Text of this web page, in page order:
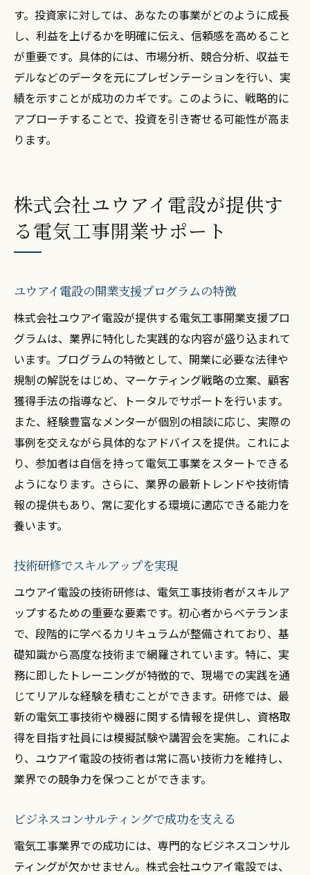
す。投資家に対しては、あなたの事業がどのように成長
し、利益を上げるかを明確に伝え、信頼感を高めること
が重要です。具体的には、市場分析、競合分析、収益モ
デルなどのデータを元にプレゼンテーションを行い、実
績を示すことが成功のカギです。このように、戦略的に
アプローチすることで、投資を引き寄せる可能性が高ま
ります。
株式会社ユウアイ電設が提供す
る電気工事開業サポート
ユウアイ電設の開業支援プログラムの特徴
株式会社ユウアイ電設が提供する電気工事開業支援プロ
グラムは、業界に特化した実践的な内容が盛り込まれて
います。プログラムの特徴として、開業に必要な法律や
規制の解説をはじめ、マーケティング戦略の立案、顧客
獲得手法の指導など、トータルでサポートを行います。
また、経験豊富なメンターが個別の相談に応じ、実際の
事例を交えながら具体的なアドバイスを提供。これによ
り、参加者は自信を持って電気工事業をスタートできる
ようになります。さらに、業界の最新トレンドや技術情
報の提供もあり、常に変化する環境に適応できる能力を
養います。
技術研修でスキルアップを実現
ユウアイ電設の技術研修は、電気工事技術者がスキルア
ップするための重要な要素です。初心者からベテランま
で、段階的に学べるカリキュラムが整備されており、基
礎知識から高度な技術まで網羅されています。特に、実
務に即したトレーニングが特徴的で、現場での実践を通
じてリアルな経験を積むことができます。研修では、最
新の電気工事技術や機器に関する情報を提供し、資格取
得を目指す社員には模擬試験や講習会を実施。これによ
り、ユウアイ電設の技術者は常に高い技術力を維持し、
業界での競争力を保つことができます。
ビジネスコンサルティングで成功を支える
電気工事業界での成功には、専門的なビジネスコンサル
ティングが欠かせません。株式会社ユウアイ電設では、